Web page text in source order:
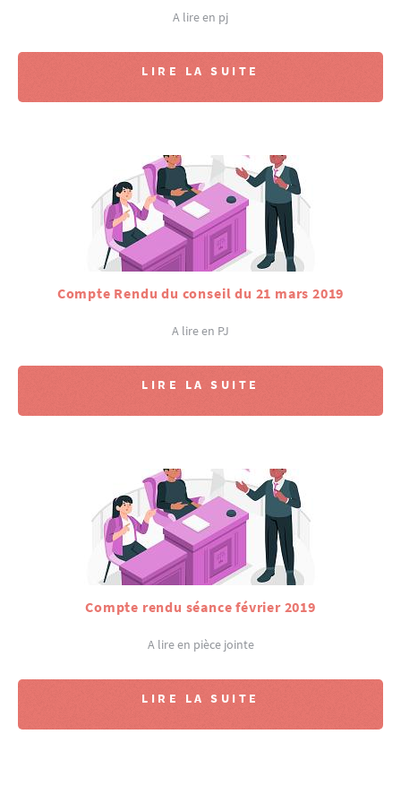
A lire en pj
LIRE LA SUITE
Compte Rendu du conseil du 21 mars 2019
A lire en PJ
LIRE LA SUITE
Compte rendu séance février 2019
A lire en pièce jointe
LIRE LA SUITE